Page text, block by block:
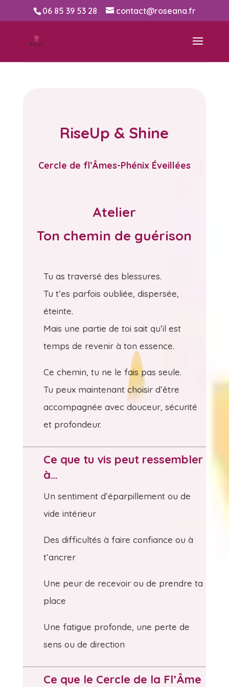
06 85 39 53 28 contact@roseana.fr
RiseUp & Shine
Cercle de fl’Âmes-Phénix Éveillées
Atelier
Ton chemin de guérison
Tu as traversé des blessures.
Tu t’es parfois oubliée, dispersée,
éteinte.
Mais une partie de toi sait qu’il est
temps de revenir à ton essence.
Ce chemin, tu ne le fais pas seule.
Tu peux maintenant choisir d’être
accompagnée avec douceur, sécurité
et profondeur.
Ce que tu vis peut ressembler
à…
Un sentiment d’éparpillement ou de
vide intérieur
Des difficultés à faire confiance ou à
t’ancrer
Une peur de recevoir ou de prendre ta
place
Une fatigue profonde, une perte de
sens ou de direction
Ce que le Cercle de la Fl’Âme